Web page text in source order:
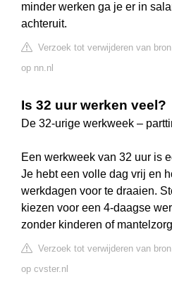
minder werken ga je er in
achteruit.
Verzoek tot verwijderen van bron
op nn.nl
Is 32 uur werken veel?
De 32-urige werkweek –
Een werkweek van 32 uur is
Je hebt een volle dag vrij en
werkdagen voor te draaien.
kiezen voor een 4-daagse
zonder kinderen of
Verzoek tot verwijderen van bron
op cvster.nl